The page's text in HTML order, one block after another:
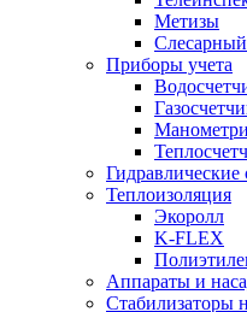
Метизы
Приборы учета
Гидравлические
Теплоизоляция
Экоролл
K-FLEX
Аппараты и
Стабилизаторы